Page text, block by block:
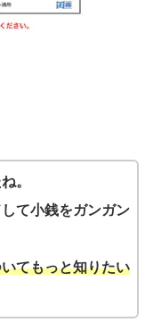
。
て小銭をガンガン
てもっと知りたい